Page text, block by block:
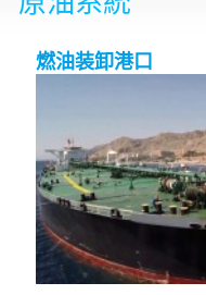
燃油装卸港口